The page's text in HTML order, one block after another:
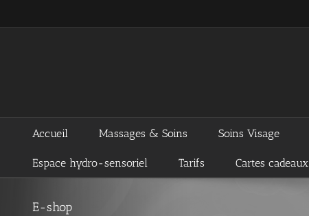
Accueil Massages & Soins Soins Visage
Espace hydro-sensoriel Tarifs Cartes cadeaux
E-shop